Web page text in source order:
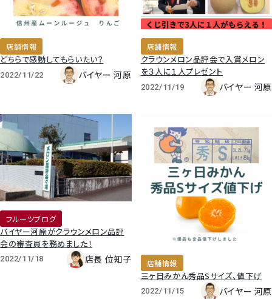
1房からOK！ぶどう狩り
宮崎産パパイヤ
マスクメロンと季節のフルーツ詰合せ
お試しフルーツ
店舗情報
どちらで感動してもらいたい？
2022/11/22 バイヤー 河原
店舗情報
クラウンメロン品評会で入賞メロン
を３人に１人プレゼント
2022/11/19 バイヤー 河原
フルーツブログ
バイヤー河原がクラウンメロン品評
会の審査員を務めました！
2022/11/18 店長 位知子 店舗情報
三ヶ日みかん秀品Sサイズ、値下げ
2022/11/15 バイヤー 河原